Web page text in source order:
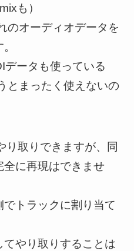
も）
のオーディオデータを
データも使っている
とまったく使えないの
り取りできますが、同
全に再現はできませ
でトラックに割り当て
やり取りすることは